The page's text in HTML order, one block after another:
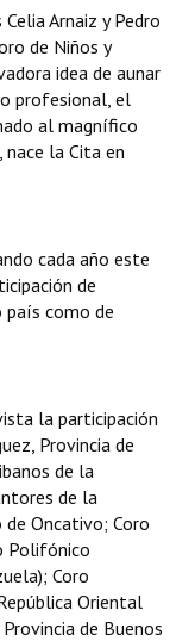
Arnaiz y Pedro
de Niños y
idea de aunar
profesional, el
al magnífico
la Cita en
cada año este
de
como de
la participación
Provincia de
de la
de la
de Oncativo; Coro
Polifónico
Coro
Oriental
de Buenos